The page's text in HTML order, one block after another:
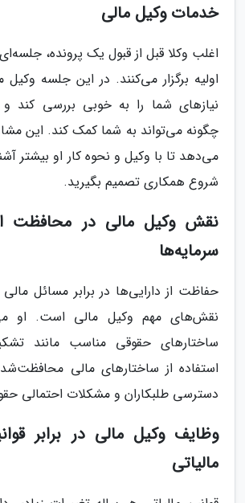
خدمات وکیل مالی
اغلب وکلا قبل از قبول یک پرونده،
اولیه برگزار می‌کنند. در این جلسه
نیازهای شما را به خوبی بررسی کند
چگونه می‌تواند به شما کمک کند. این
می‌دهد تا با وکیل و نحوه کار او بیشتر
شروع همکاری تصمیم بگیرید.
نقش وکیل مالی در محافظت
سرمایه‌ها
حفاظت از دارایی‌ها در برابر مسائل
نقش‌های مهم وکیل مالی است. او
ساختارهای حقوقی مناسب مانند
استفاده از ساختارهای مالی
دسترسی طلبکاران و مشکلات احتمالی
وظایف وکیل مالی در برابر
مالیاتی